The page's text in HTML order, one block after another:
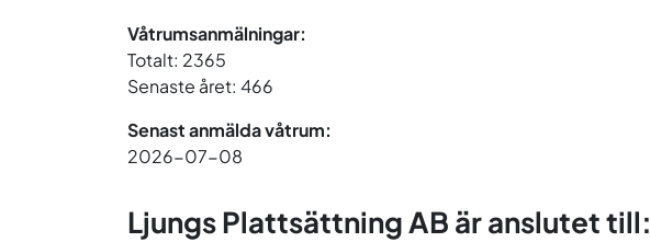
Våtrumsanmälningar:
Totalt: 2365
Senaste året: 466
Senast anmälda våtrum:
2026-07-08
Ljungs Plattsättning AB är anslutet till: